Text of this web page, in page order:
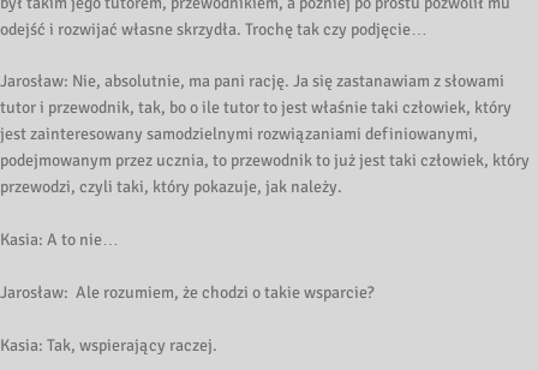
odejść i rozwijać własne skrzydła. Trochę tak czy podjęcie…
Jarosław: Nie, absolutnie, ma pani rację. Ja się zastanawiam z słowami
tutor i przewodnik, tak, bo o ile tutor to jest właśnie taki człowiek, który
jest zainteresowany samodzielnymi rozwiązaniami definiowanymi,
podejmowanym przez ucznia, to przewodnik to już jest taki człowiek, który
przewodzi, czyli taki, który pokazuje, jak należy.
Kasia: A to nie…
Jarosław: Ale rozumiem, że chodzi o takie wsparcie?
Kasia: Tak, wspierający raczej.